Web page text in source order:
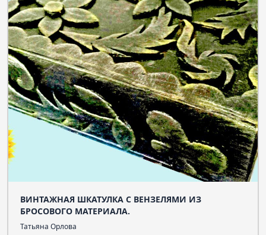
ВИНТАЖНАЯ ШКАТУЛКА С ВЕНЗЕЛЯМИ ИЗ
БРОСОВОГО МАТЕРИАЛА.
Татьяна Орлова